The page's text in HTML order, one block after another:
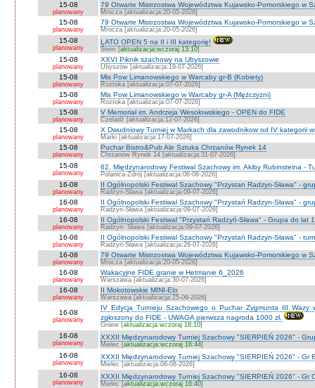
15-08
planowany
79 Otwarte Mistrzostwa Województwa Kujawsko-Pomorskiego w
Mrocza [aktualizacja:20-05-2026]
15-08
planowany
79 Otwarte Mistrzostwa Województwa Kujawsko-Pomorskiego w
Mrocza [aktualizacja:20-05-2026]
15-08
planowany
LATO OPEN 5 na II i III kategorię!
Śrem [aktualizacja:wczoraj 13:10]
15-08
planowany
XXVI Piknik szachowy na Ubyszowie
Ubyszów [aktualizacja:19-07-2026]
15-08
planowany
Mis Pow Limanowskiego w Warcaby gr-B (Kobiety)
Roztoka [aktualizacja:07-07-2026]
15-08
planowany
Mis Pow Limanowskiego w Warcaby gr-A (Mężczyzni)
Roztoka [aktualizacja:07-07-2026]
15-08
planowany
V Memoriał im. Andrzeja Wesołowskiego - OPEN do FIDE
Czeladź [aktualizacja:12-07-2026]
15-08
planowany
X Dwudniowy Turniej w Markach dla zawodnikow od IV kategorii
Marki [aktualizacja:17-07-2026]
15-08
planowany
Puchar Bistro&Pub Ale Sztuka Chrzanów Rynek 14
Chrzanów Rynek 14 [aktualizacja:31-07-2026]
15-08
planowany
62. Międzynarodowy Festiwal Szachowy im. Akiby Rubinsteina -
Polanica-Zdrój [aktualizacja:06-08-2026]
16-08
planowany
II Ogólnopolski Festiwal Szachowy "Przystan Radzyn-Sława" -
Radzyn-Sława [aktualizacja:09-07-2026]
16-08
planowany
II Ogólnopolski Festiwal Szachowy "Przystań Radzyn-Sława" -
Radzyn-Sława [aktualizacja:09-07-2026]
16-08
planowany
II Ogólnopolski Festiwal "Przystań Radzyń-Sława" - Grupa do lat
Radzyn- Sława [aktualizacja:09-07-2026]
16-08
planowany
II Ogólnopolski Festiwal Szachowy "Przystań Radzyn-Sława" -
Radzyń-Sława [aktualizacja:26-07-2026]
16-08
planowany
79 Otwarte Mistrzostwa Województwa Kujawsko-Pomorskiego w
Mrocza [aktualizacja:20-05-2026]
16-08
planowany
Wakacyjne FIDE granie w Hetmanie 6_2026
Warszawa [aktualizacja:30-07-2026]
16-08
planowany
II Mokotowskie MINI-Elo
Warszawa [aktualizacja:25-06-2026]
16-08
planowany
IV Edycja Turnieju Szachowego o Puchar Zygmunta III Wazy
zgłoszony do FIDE - UWAGA pierwsza nagroda 1000 zł.
Gniew [aktualizacja:wczoraj 18:10]
16-08
planowany
XXXII Międzynarodowy Turniej Szachowy "SIERPIEŃ 2026" -
Mielec [aktualizacja:wczoraj 16:44]
16-08
planowany
XXXII Międzynarodowy Turniej Szachowy "SIERPIEŃ 2026" - Gr
Mielec [aktualizacja:06-08-2026]
16-08
planowany
XXXII Międzynarodowy Turniej Szachowy "SIERPIEŃ 2026" - Gr
Mielec [aktualizacja:wczoraj 16:40]